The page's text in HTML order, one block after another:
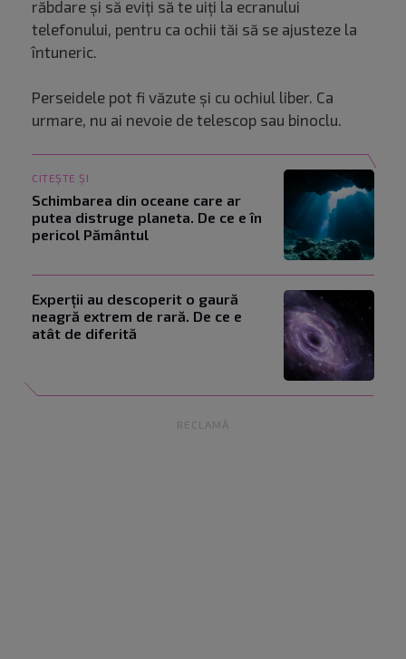
răbdare și să eviți să te uiți la ecranului
telefonului, pentru ca ochii tăi să se ajusteze la
întuneric.
Perseidele pot fi văzute și cu ochiul liber. Ca
urmare, nu ai nevoie de telescop sau binoclu.
CITEȘTE ȘI
Schimbarea din oceane care ar
putea distruge planeta. De ce e în
pericol Pământul
Experții au descoperit o gaură
neagră extrem de rară. De ce e
atât de diferită
RECLAMĂ